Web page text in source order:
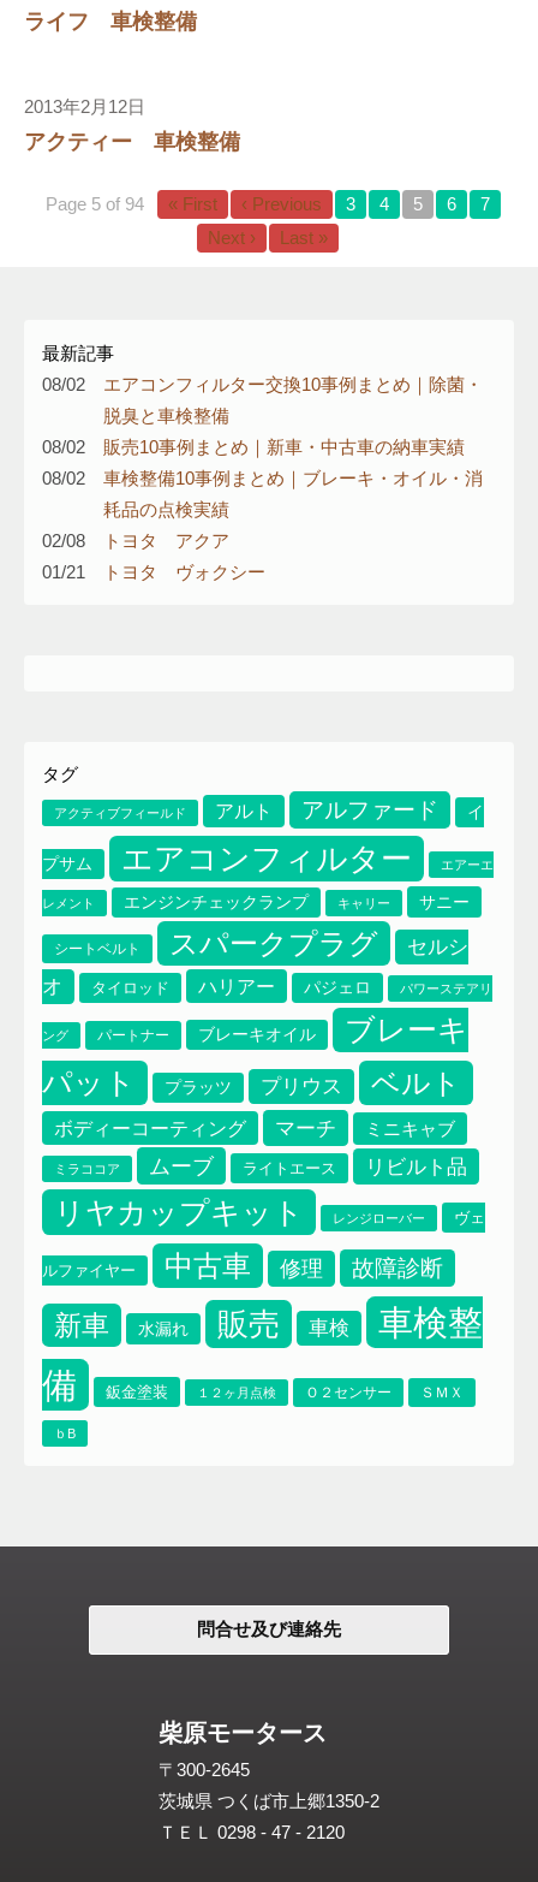
ライフ 車検整備
2013年2月12日
アクティー 車検整備
Page 5 of 94 « First ‹ Previous 3 4 5 6
7
Next ›
Last »
最新記事
08/02
エアコンフィルター交換10事例まとめ｜除菌・
脱臭と車検整備
08/02
販売10事例まとめ｜新車・中古車の納車実績
08/02
車検整備10事例まとめ｜ブレーキ・オイル・消
耗品の点検実績
02/08
トヨタ アクア
01/21
トヨタ ヴォクシー
タグ
アクティブフィールド アルト アルファード イ
プサム エアコンフィルター エアーエ
レメント エンジンチェックランプ キャリー サニー
シートベルト スパークプラグ
セルシ
オ
タイロッド ハリアー パジェロ パワーステアリ
ング パートナー ブレーキオイル
ブレーキ
パット
プラッツ プリウス ベルト
ボディーコーティング マーチ ミニキャブ
ミラココア ムーブ ライトエース リビルト品
リヤカップキット レンジローバー ヴェ
ルファイヤー 中古車 修理 故障診断
新車 水漏れ 販売 車検
車検整
備
鈑金塗装 １２ヶ月点検 Ｏ２センサー ＳＭＸ
ｂB
問合せ及び連絡先
柴原モータース
〒300-2645
茨城県 つくば市上郷1350-2
ＴＥＬ 0298 - 47 - 2120